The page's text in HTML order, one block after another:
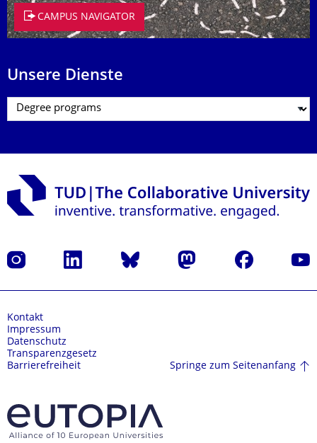
CAMPUS NAVIGATOR
Unsere Dienste
Instagram LinkedIn Bluesky Mastodon Facebook
Kontakt
Impressum
Datenschutz
Transparenzgesetz
Barrierefreiheit
Springe zum Seitenanfang